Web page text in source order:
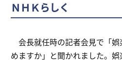
ＮＨＫらしく
会長就任時の記者会見で「
めますか」と聞かれました。